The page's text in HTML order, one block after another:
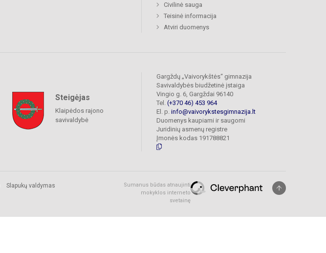
Civilinė sauga
Teisinė informacija
Atviri duomenys
Steigėjas
Klaipėdos rajono
savivaldybė
Gargždų „Vaivorykštės“ gimnazija
Savivaldybės biudžetinė įstaiga
Vingio g. 6, Gargždai 96140
Tel. (+370 46) 453 964
El. p. info@vaivorykstesgimnazija.lt
Duomenys kaupiami ir saugomi
Juridinių asmenų registre
Įmonės kodas 191788821
Slapukų valdymas
Sumanus būdas atnaujinti
mokyklos interneto
svetainę